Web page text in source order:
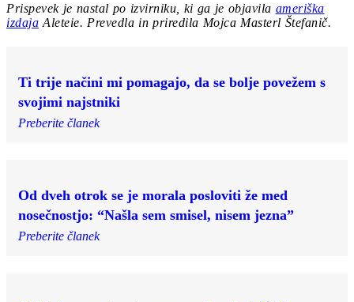
Prispevek je nastal po izvirniku, ki ga je objavila ameriška
izdaja Aleteie. Prevedla in priredila Mojca Masterl Štefanič.
Ti trije načini mi pomagajo, da se bolje povežem s
svojimi najstniki
Preberite članek
Od dveh otrok se je morala posloviti že med
nosečnostjo: “Našla sem smisel, nisem jezna”
Preberite članek